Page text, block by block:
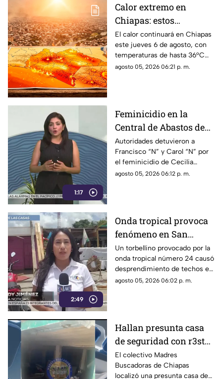
Calor extremo en
Chiapas: estos
municipios alcanzarán
hasta 36°C este jueves
El calor continuará en Chiapas
este jueves 6 de agosto, con
temperaturas de hasta 36°C
en algunos municipios y
agosto 05, 2026 06:21 p. m.
1:17
Feminicidio en la
Central de Abastos de
Comitán: capturan a
dos implicados, una
detención ocurrió en
Jalisco
Autoridades detuvieron a
Francisco “N” y Carol “N” por
el feminicidio de Cecilia
Viviana en Comitán. La Fiscalía
agosto 05, 2026 06:12 p. m.
2:49
Onda tropical provoca
fenómeno en San
Cristóbal: torbellino
desprende techos de
locales y derriba
árboles
Un torbellino provocado por la
onda tropical número 24 causó
desprendimiento de techos en
un mercado y la caída de
agosto 05, 2026 06:02 p. m.
Hallan presunta casa
de seguridad con r3st0s
humanos en Chiapa de
Corzo
El colectivo Madres
Buscadoras de Chiapas
localizó una presunta casa de